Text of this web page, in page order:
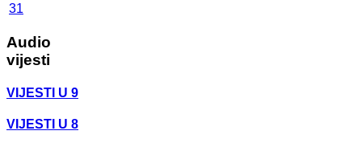
31
Audio
vijesti
VIJESTI U 9
VIJESTI U 8